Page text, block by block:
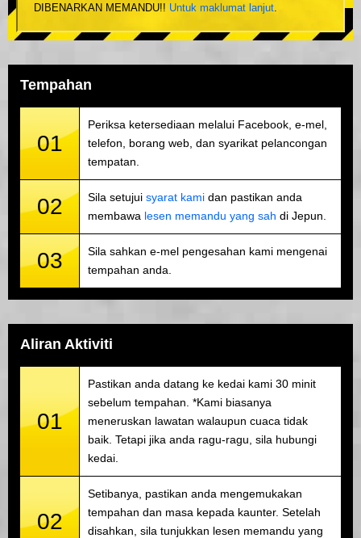
DIBENARKAN MEMANDU!! Untuk maklumat lanjut
Tempahan
01
Periksa ketersediaan melalui Facebook, e-mel,
telefon, borang web, dan syarikat pelancongan
tempatan.
02 Sila setujui syarat kami dan pastikan anda
membawa lesen memandu yang sah di Jepun.
03
Sila sahkan e-mel pengesahan kami mengenai
tempahan anda.
Aliran Aktiviti
01
Pastikan anda datang ke kedai kami 30 minit
sebelum tempahan. *Kami biasanya
meneruskan lawatan walaupun cuaca tidak
baik. Tetapi jika anda ragu-ragu, sila hubungi
kedai.
02
Setibanya, pastikan anda mengemukakan
tempahan dan masa kepada kaunter. Setelah
disahkan, sila tunjukkan lesen memandu yang